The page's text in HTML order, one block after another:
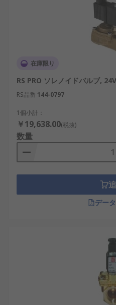
在庫限り
RS PRO ソレノイドバルブ,
RS品番 144-0797
1個小計：
￥19,638.00(税抜)
数量
デー